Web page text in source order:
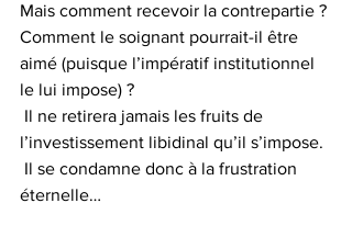
Mais comment recevoir la contrepartie ?
Comment le soignant pourrait-il être
aimé (puisque l’impératif institutionnel
le lui impose) ?
l’investissement libidinal qu’il s’impose.
éternelle…